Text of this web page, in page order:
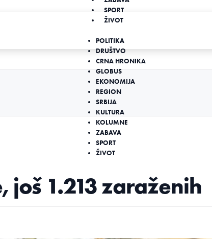
SPORT
ŽIVOT
POLITIKA
DRUŠTVO
CRNA HRONIKA
GLOBUS
EKONOMIJA
REGION
SRBIJA
KULTURA
KOLUMNE
ZABAVA
SPORT
ŽIVOT
još 1.213 zaraženih